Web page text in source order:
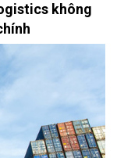
không